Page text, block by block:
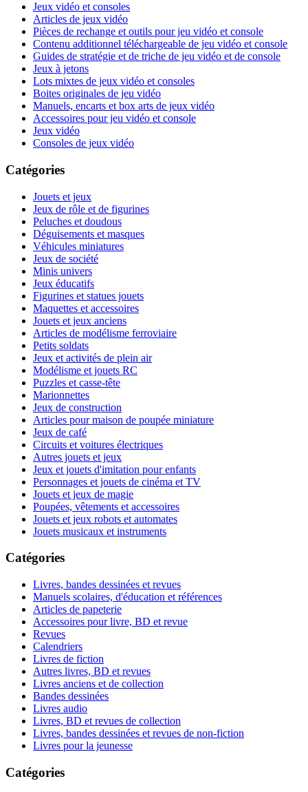
Jeux vidéo et consoles
Articles de jeux vidéo
Pièces de rechange et outils pour jeu vidéo et console
Contenu additionnel téléchargeable de jeu vidéo et console
Guides de stratégie et de triche de jeu vidéo et de console
Jeux à jetons
Lots mixtes de jeux vidéo et consoles
Boites originales de jeu vidéo
Manuels, encarts et box arts de jeux vidéo
Accessoires pour jeu vidéo et console
Jeux vidéo
Consoles de jeux vidéo
Catégories
Jouets et jeux
Jeux de rôle et de figurines
Peluches et doudous
Déguisements et masques
Véhicules miniatures
Jeux de société
Minis univers
Jeux éducatifs
Figurines et statues jouets
Maquettes et accessoires
Jouets et jeux anciens
Articles de modélisme ferroviaire
Petits soldats
Jeux et activités de plein air
Modélisme et jouets RC
Puzzles et casse-tête
Marionnettes
Jeux de construction
Articles pour maison de poupée miniature
Jeux de café
Circuits et voitures électriques
Autres jouets et jeux
Jeux et jouets d'imitation pour enfants
Personnages et jouets de cinéma et TV
Jouets et jeux de magie
Poupées, vêtements et accessoires
Jouets et jeux robots et automates
Jouets musicaux et instruments
Catégories
Livres, bandes dessinées et revues
Manuels scolaires, d'éducation et références
Articles de papeterie
Accessoires pour livre, BD et revue
Revues
Calendriers
Livres de fiction
Autres livres, BD et revues
Livres anciens et de collection
Bandes dessinées
Livres audio
Livres, BD et revues de collection
Livres, bandes dessinées et revues de non-fiction
Livres pour la jeunesse
Catégories